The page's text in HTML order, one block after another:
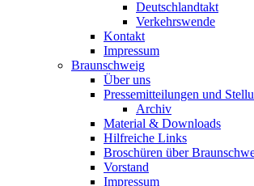
Deutschlandtakt
Verkehrswende
Kontakt
Impressum
Braunschweig
Über uns
Pressemitteilungen und
Archiv
Material & Downloads
Hilfreiche Links
Broschüren über
Vorstand
Impressum